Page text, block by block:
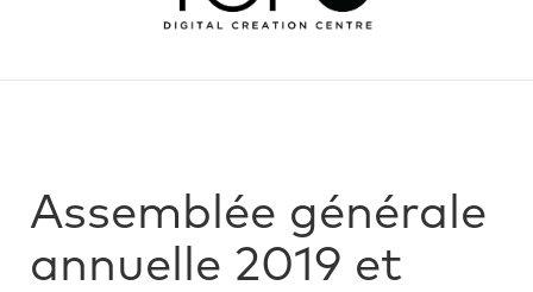
Assemblée générale
annuelle 2019 et